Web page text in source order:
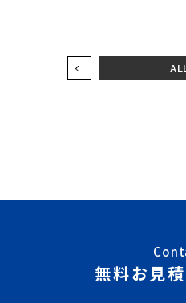
無料お見積